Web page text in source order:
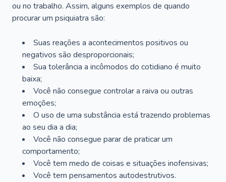
ou no trabalho. Assim, alguns exemplos de quando
procurar um psiquiatra são:
Suas reações a acontecimentos positivos ou
negativos são desproporcionais;
Sua tolerância a incômodos do cotidiano é muito
baixa;
Você não consegue controlar a raiva ou outras
emoções;
O uso de uma substância está trazendo problemas
ao seu dia a dia;
Você não consegue parar de praticar um
comportamento;
Você tem medo de coisas e situações inofensivas;
Você tem pensamentos autodestrutivos.